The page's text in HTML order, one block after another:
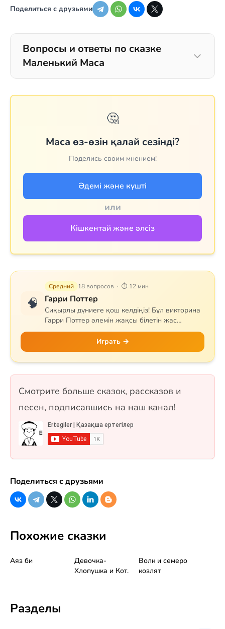
Поделиться с друзьями
Вопросы и ответы по сказке
Маленький Маса
🤔
Маса өз-өзін қалай сезінді?
Поделись своим мнением!
Әдемі және күшті
или
Кішкентай және әлсіз
🧠
Средний 18 вопросов · ⏱ 12 мин
Гарри Поттер
Сиқырлы дүниеге қош келдіңіз! Бұл викторина
Гарри Поттер әлемін жақсы білетін жас
сиқыршыларға арналған. Сұрақтар Хогвартс
мектебін, квиддичті, негізгі кейіпкерлерді,
сиқырлы заттар мен арнайы сиқырларды
қамтиды. Гриффиндор, Слизерин, Когтевран
сұрақ, бір таңдауды және рас/жалған
Играть →
Смотрите больше сказок, рассказов и
песен, подписавшись на наш канал!
Поделиться с друзьями
Похожие сказки
Аяз би
Девочка-
Хлопушка и Кот.
Волк и семеро
козлят
Разделы